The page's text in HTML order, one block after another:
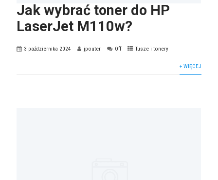
Jak wybrać toner do HP
LaserJet M110w?
3 października 2024 jpouter Off Tusze i tonery
+ WIĘCEJ